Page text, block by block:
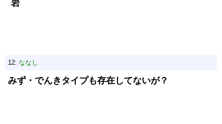
岩
12: ななし
みず・でんきタイプも存在してないが？